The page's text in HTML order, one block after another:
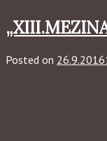
Posted on 26.9.2016